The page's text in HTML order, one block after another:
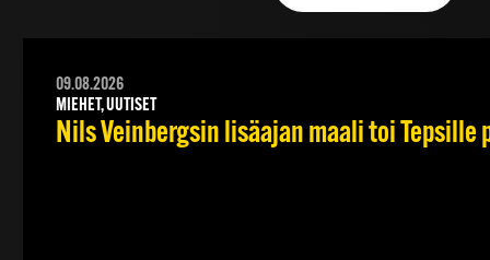
09.08.2026
MIEHET, UUTISET
Nils Veinbergsin lisäajan maali toi Tepsille